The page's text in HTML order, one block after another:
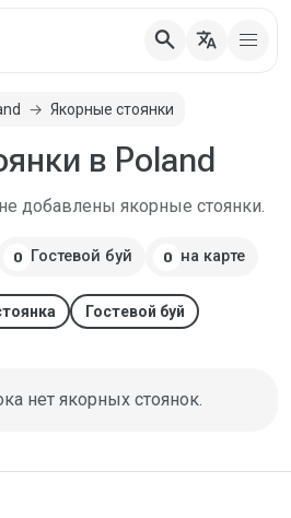
search translate
Якорные стоянки
в Poland
добавлены якорные стоянки.
0 Гостевой буй 0 на карте
Гостевой буй
нет якорных стоянок.